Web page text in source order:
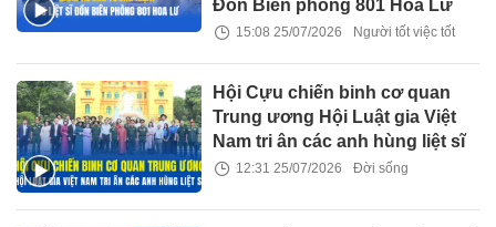
Đồn Biên phòng 801 Hoa Lư
15:08 25/07/2026 Người tốt việc tốt
Hội Cựu chiến binh cơ quan
Trung ương Hội Luật gia Việt
Nam tri ân các anh hùng liệt sĩ
12:31 25/07/2026 Đời sống